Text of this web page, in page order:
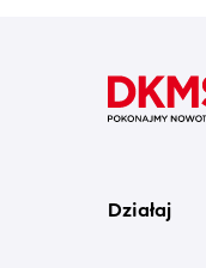
Działaj